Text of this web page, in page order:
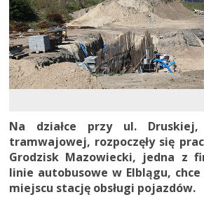
Na działce przy ul.
tramwajowej, rozpoczęły się
Grodzisk Mazowiecki, jedna z
linie autobusowe w Elblągu,
miejscu stację obsługi pojazdów.